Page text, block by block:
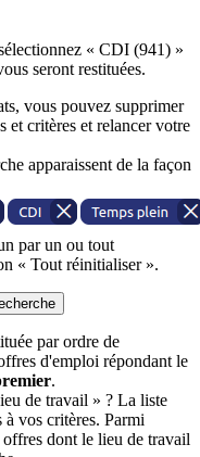
« CDI (941) »
seront restituées.
vous pouvez supprimer
et critères et relancer votre
apparaissent de la façon
par un ou tout
« Tout réinitialiser ».
par ordre de
d'emploi répondant le
.
de travail » ? La liste
vos critères. Parmi
dont le lieu de travail